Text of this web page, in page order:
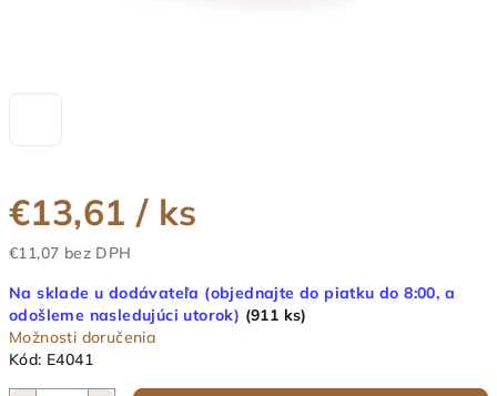
€13,61 / ks
€11,07 bez DPH
cena:
Na sklade u dodávateľa (objednajte do piatku do 8:00, a
odošleme nasledujúci utorok) (911 ks)
Možnosti doručenia
Kód: E4041